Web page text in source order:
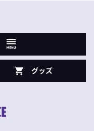
グッズ